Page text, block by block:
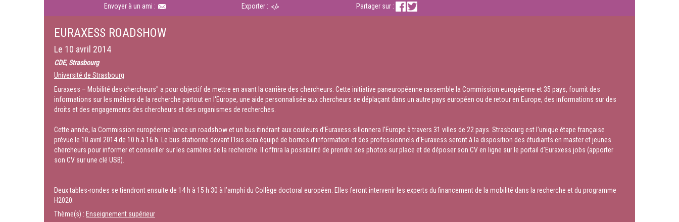
Envoyer à un ami : Exporter : Partager sur :
EURAXESS ROADSHOW
Le 10 avril 2014
CDE, Strasbourg
Université de Strasbourg
Euraxess – Mobilité des chercheurs" a pour objectif de mettre en avant la carrière des chercheurs. Cette initiative paneuropéenne rassemble la Commission européenne et 35 pays, fournit des
informations sur les métiers de la recherche partout en l'Europe, une aide personnalisée aux chercheurs se déplaçant dans un autre pays européen ou de retour en Europe, des informations sur des
droits et des engagements des chercheurs et des organismes de recherches.
Cette année, la Commission européenne lance un roadshow et un bus itinérant aux couleurs d’Euraxess sillonnera l’Europe à travers 31 villes de 22 pays. Strasbourg est l’unique étape française
prévue le 10 avril 2014 de 10 h à 16 h. Le bus stationné devant l'Isis sera équipé de bornes d’information et des professionnels d’Euraxess seront à la disposition des étudiants en master et jeunes
chercheurs pour informer et conseiller sur les carrières de la recherche. Il offrira la possibilité de prendre des photos sur place et de déposer son CV en ligne sur le portail d’Euraxess jobs (apporter
son CV sur une clé USB).
Deux tables-rondes se tiendront ensuite de 14 h à 15 h 30 à l’amphi du Collège doctoral européen. Elles feront intervenir les experts du financement de la mobilité dans la recherche et du programme
H2020.
Thème(s) : Enseignement supérieur